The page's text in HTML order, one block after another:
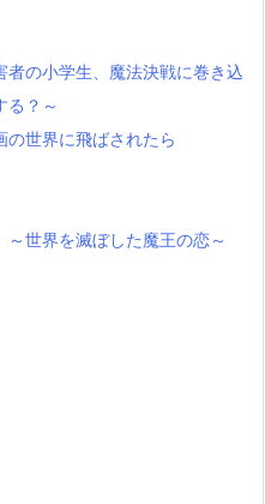
の小学生、魔法決戦に巻き込
る？～
の世界に飛ばされたら
世界を滅ぼした魔王の恋～